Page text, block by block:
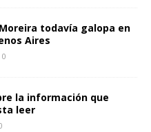
todavía galopa en
Aires
0
la información que
leer